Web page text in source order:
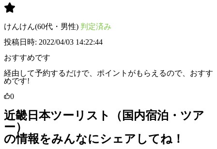
けんけん(60代・男性) 判定済み
投稿日時: 2022/04/03 14:22:44
おすすめです
経由して予約するだけで、ポイントがもらえるので、おすす
めです!
0
近畿日本ツーリスト（国内宿泊・ツア
ー）
の情報をみんなにシェアしてね！